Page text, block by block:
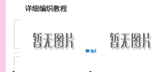
花样欣赏
详细编织教程
简单的握手服套衫的详细织